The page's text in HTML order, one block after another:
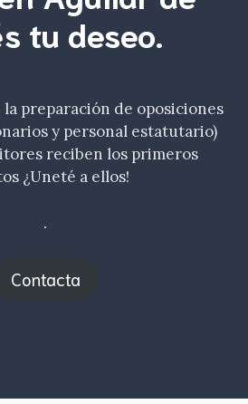
tu deseo.
preparación de oposiciones
y personal estatutario)
reciben los primeros
¿Uneté a ellos!
.
Contacta